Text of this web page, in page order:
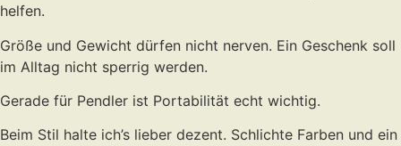
helfen.
Größe und Gewicht dürfen nicht nerven. Ein Geschenk soll
im Alltag nicht sperrig werden.
Gerade für Pendler ist Portabilität echt wichtig.
Beim Stil halte ich’s lieber dezent. Schlichte Farben und ein